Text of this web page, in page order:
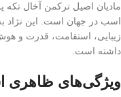
مادیان اصیل ترکمن آخال تکه
اسب در جهان است. این نژاد
زیبایی، استقامت، قدرت و
داشته است.
ویژگی‌های ظاهری